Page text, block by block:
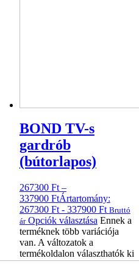
BOND TV-s
gardrób
(bútorlapos)
267300 Ft –
337900 FtÁrtartomány:
267300 Ft - 337900 Ft Bruttó
ár Opciók választása Ennek a
terméknek több variációja
van. A változatok a
termékoldalon választhatók ki